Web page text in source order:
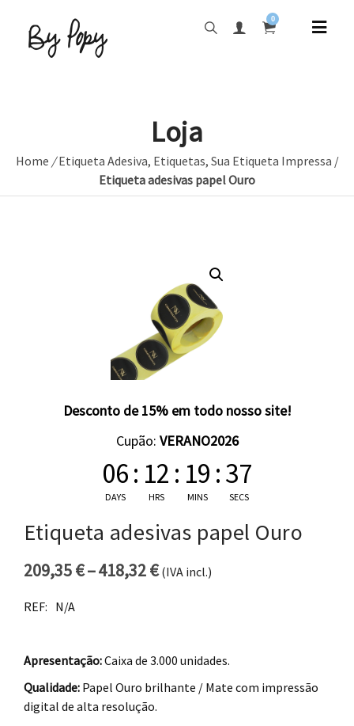
0
Loja
Home /Etiqueta Adesiva, Etiquetas, Sua Etiqueta Impressa /
Etiqueta adesivas papel Ouro
Desconto de 15% em todo nosso site!
Cupão: VERANO2026
06
DAYS
: 12
HRS
: 19
MINS
:37
SECS
Etiqueta adesivas papel Ouro
209,35€–418,32€
Price range: 209,35 €
(IVA incl.)
REF: N/A
Apresentação:Caixa de 3.000 unidades.
Qualidade: Papel Ouro brilhante / Mate com impressão
digital de alta resolução.